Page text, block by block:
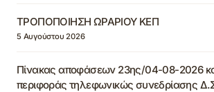
ΤΡΟΠΟΠΟΙΗΣΗ ΩΡΑΡΙΟΥ ΚΕΠ
5 Αυγούστου 2026
Πίνακας αποφάσεων 23ης/04-08-2026
περιφοράς τηλεφωνικώς συνεδρίασης